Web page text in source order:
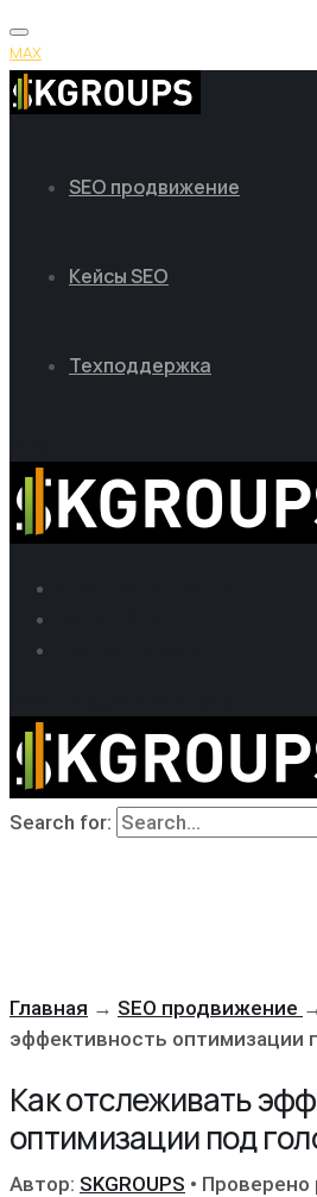
MAX
SEO продвижение
Кейсы SEO
Техподдержка
Search for:
Главная → SEO продвижение
эффективность оптимизации
Как отслеживать
оптимизации под
Автор: SKGROUPS • Проверено